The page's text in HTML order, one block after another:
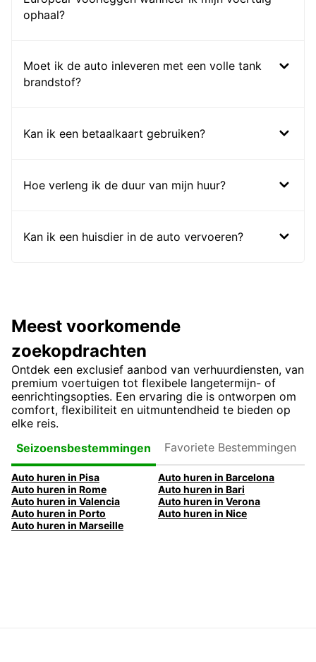
ophaal?
Moet ik de auto inleveren met een volle tank
brandstof?
Kan ik een betaalkaart gebruiken?
Hoe verleng ik de duur van mijn huur?
Kan ik een huisdier in de auto vervoeren?
Meest voorkomende
zoekopdrachten
Ontdek een exclusief aanbod van verhuurdiensten, van
premium voertuigen tot flexibele langetermijn- of
eenrichtingsopties. Een ervaring die is ontworpen om
comfort, flexibiliteit en uitmuntendheid te bieden op
elke reis.
Seizoensbestemmingen
Bestemmingen
Auto huren in Pisa
Auto huren in Barcelona
Auto huren in Rome
Auto huren in Bari
Auto huren in Valencia
Auto huren in Verona
Auto huren in Porto
Auto huren in Nice
Auto huren in Marseille